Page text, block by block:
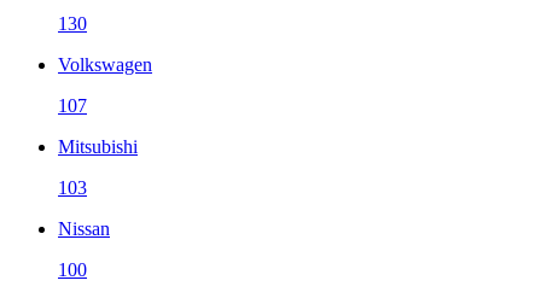
130
Volkswagen
107
Mitsubishi
103
Nissan
100